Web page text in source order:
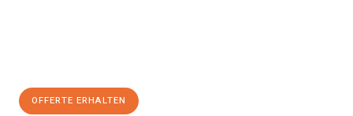
OFFERTE ERHALTEN